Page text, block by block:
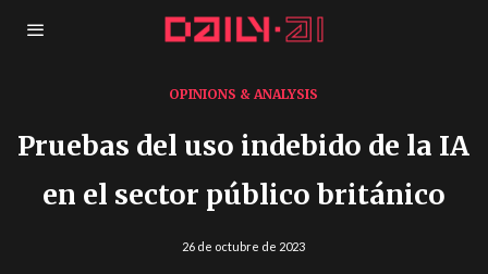
OPINIONS & ANALYSIS
Pruebas del uso indebido de la IA
en el sector público británico
26 de octubre de 2023